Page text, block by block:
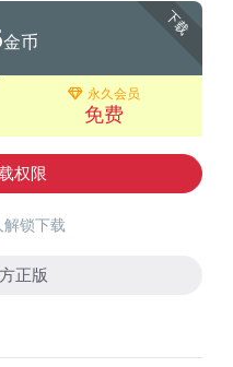
下载
金币
永久会员
免费
权限
解锁下载
正版